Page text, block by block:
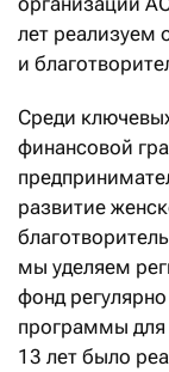
лет реализуем
и
Среди
финансовой
развитие
мы уделяем
фонд
программы для
13 лет было